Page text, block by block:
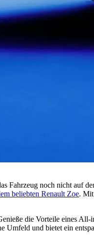
Fahrzeug noch nicht auf
beliebten Renault Zoe.
die Vorteile eines All-
und bietet ein